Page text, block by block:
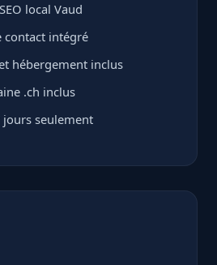
local Vaud
contact intégré
hébergement inclus
.ch inclus
jours seulement